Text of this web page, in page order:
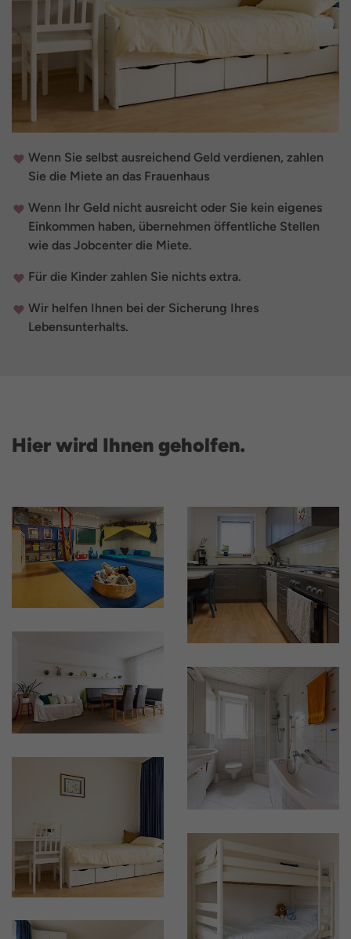
Wenn Sie selbst ausreichend Geld verdienen, zahlen
Sie die Miete an das Frauenhaus
Wenn Ihr Geld nicht ausreicht oder Sie kein eigenes
Einkommen haben, übernehmen öffentliche Stellen
wie das Jobcenter die Miete.
Für die Kinder zahlen Sie nichts extra.
Wir helfen Ihnen bei der Sicherung Ihres
Lebensunterhalts.
Hier wird Ihnen geholfen.